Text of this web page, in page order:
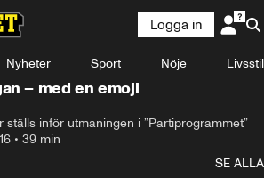
Logga in
Nyheter Sport Nöje Livsstil
– med en emoji
ställs inför utmaningen i ”Partiprogrammet”
• 39 min
SE ALLA